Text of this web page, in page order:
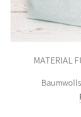
MATERIAL